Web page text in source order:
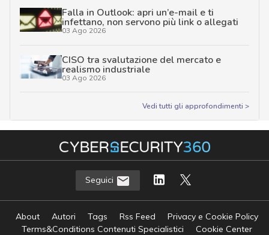
Falla in Outlook: apri un’e-mail e ti
infettano, non servono più link o allegati
03 Ago 2026
CISO tra svalutazione del mercato e
realismo industriale
03 Ago 2026
Vedi tutti gli approfondimenti >
Seguici
About Autori Tags Rss Feed
Privacy e Cookie Policy
Terms&Conditions Contenuti Specialistici
Cookie Center